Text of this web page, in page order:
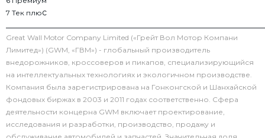
7 Тек плюс
Great Wall Motor Company Limited («Грейт Вол Мотор Компани
Лимитед») (GWM, «ГВМ») - глобальный производитель
внедорожников, кроссоверов и пикапов, специализирующийся
на интеллектуальных технологиях и экологичном производстве.
Компания была зарегистрирована на Гонконгской и Шанхайской
фондовых биржах в 2003 и 2011 годах соответственно. Сфера
деятельности концерна GWM включает проектирование,
исследования и разработки, производство, продажу и